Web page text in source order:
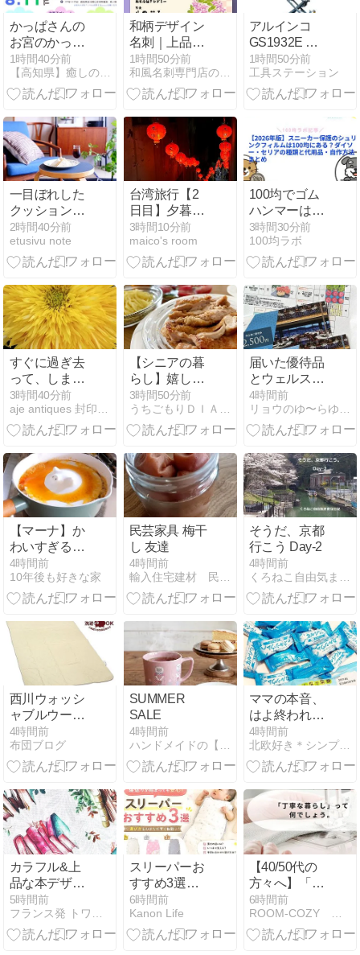
かっぱさんの
お宮のかっぱ
かふぇ
1時間40分前
【高知県】癒しの虹色せらぴすと〜リトナのﾌﾞﾛｸﾞ〜
和柄デザイン
名刺｜上品で
華やかな横型
名刺デザイン
【女性向け・
1時間50分前
和風名刺専門店のスタッフ日記
アルインコ
GS1932E 自
走式高所作業
車の魅力と使
い方
1時間50分前
工具ステーション
一目ぼれした
クッションカ
バーと「お買
い物マラソ
ン」ポチレ
2時間40分前
etusivu note
台湾旅行【2
日目】夕暮れ
の九份へ。
『千と千尋』
の世界を歩く
3時間10分前
maico's room
100均でゴム
ハンマーは買
える？ダイソ
ー・セリアの
種類まとめ
3時間30分前
100均ラボ
すぐに過ぎ去
って、しまう
のでしょうね
3時間40分前
aje antiques 封印ポエム
【シニアの暮
らし】嬉しい
お知らせと昨
日ごはん。。
3時間50分前
うちごもりＤＩＡＲＹ
届いた優待品
とウェルスマ
ネジメントか
らのお電話♡
4時間前
リョウのゆ〜らゆらブログ
【マーナ】か
わいすぎる豚
の落としぶ
た！買ってよ
かった便利な
ズ
4時間前
10年後も好きな家
民芸家具 梅干
し 友達
4時間前
輸入住宅建材 民芸家具 山あり谷あり
そうだ、京都
行こう Day-2
4時間前
くろねこ自由気ままな日記
西川ウォッシ
ャブルウール
ベッドパッド
BY-510SD ／
セミダブル
4時間前
布団ブログ
SUMMER
SALE
4時間前
ハンドメイドの【ナチュラルインテリア】Shop Is.通販
ママの本音、
はよ終われ夏
休み！の機能
性オヤツ
4時間前
北欧好き＊シンプルライフ
カラフル&上
品な本デザイ
ンのヨーロッ
パインテリア
ファブリック
5時間前
フランス発 トワルドジュイのある暮らし -好きを生きる-
スリーパーお
すすめ3選｜
寝返りが始ま
っても安心！
選び方も解説
6時間前
Kanon Life
【40/50代の
方々へ】「丁
寧な暮らし」
って、何でし
ょう。
6時間前
ROOM-COZY 心地よい生活の始め方